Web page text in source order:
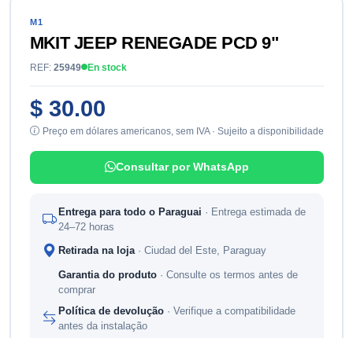
M1
MKIT JEEP RENEGADE PCD 9"
REF: 25949 En stock
$ 30.00
Preço em dólares americanos, sem IVA · Sujeito a disponibilidade
Consultar por WhatsApp
Entrega para todo o Paraguai · Entrega estimada de
24–72 horas
Retirada na loja · Ciudad del Este, Paraguay
Garantia do produto · Consulte os termos antes de
comprar
Política de devolução · Verifique a compatibilidade
antes da instalação